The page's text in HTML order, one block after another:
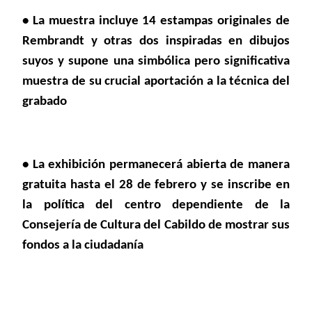
• La muestra incluye 14 estampas originales de
Rembrandt y otras dos inspiradasen dibujos
suyos y supone una simbólica pero significativa
muestra de su crucial aportación a la técnica del
grabado
• La exhibición permanecerá abierta de manera
gratuita hasta el 28 de febrero y se inscribe en
la política del centro dependiente de la
Consejería de Cultura del Cabildo de mostrar sus
fondos a la ciudadanía